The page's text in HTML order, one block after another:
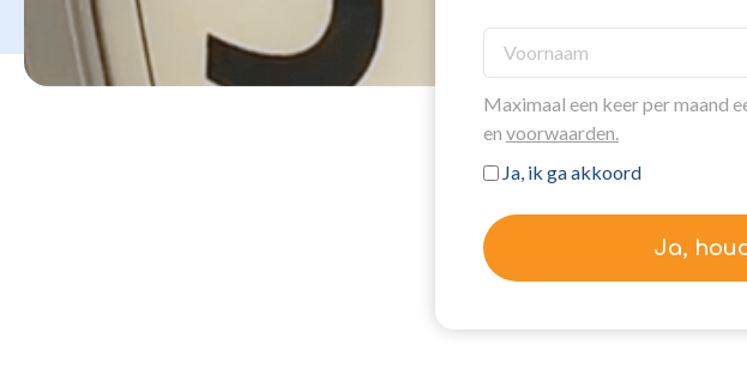
Maximaal een keer per maand
en voorwaarden.
Ja, ik ga akkoord
Ja,